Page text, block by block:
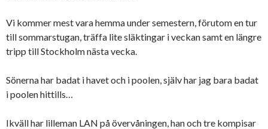
Vi kommer mest vara hemma under semestern, förutom en tur
till sommarstugan, träffa lite släktingar i veckan samt en längre
tripp till Stockholm nästa vecka.
Sönerna har badat i havet och i poolen, själv har jag bara badat
i poolen hittills…
Ikväll har lilleman LAN på övervåningen, han och tre kompisar